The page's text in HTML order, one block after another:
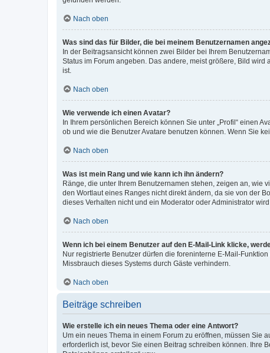
Nach oben
Was sind das für Bilder, die bei meinem Benutzernamen
In der Beitragsansicht können zwei Bilder bei Ihrem
Status im Forum angeben. Das andere, meist größere, Bild
ist.
Nach oben
Wie verwende ich einen Avatar?
In Ihrem persönlichen Bereich können Sie unter „Profil“ einen
ob und wie die Benutzer Avatare benutzen können. Wenn Sie
Nach oben
Was ist mein Rang und wie kann ich ihn ändern?
Ränge, die unter Ihrem Benutzernamen stehen, zeigen an, wie
den Wortlaut eines Ranges nicht direkt ändern, da sie von der
dieses Verhalten nicht und ein Moderator oder Administrator
Nach oben
Wenn ich bei einem Benutzer auf den E-Mail-Link klicke,
Nur registrierte Benutzer dürfen die foreninterne E-Mail-
Missbrauch dieses Systems durch Gäste verhindern.
Nach oben
Beiträge schreiben
Wie erstelle ich ein neues Thema oder eine Antwort?
Um ein neues Thema in einem Forum zu eröffnen, müssen Sie
erforderlich ist, bevor Sie einen Beitrag schreiben können. Ihre